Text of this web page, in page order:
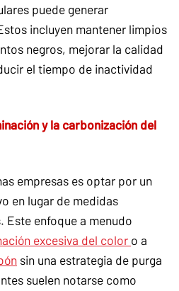
puede generar
incluyen mantener limpios
negros, mejorar la calidad
el tiempo de inactividad
y la carbonización del
empresas es optar por un
en lugar de medidas
Este enfoque a menudo
excesiva del color o a
sin una estrategia de purga
suelen notarse como